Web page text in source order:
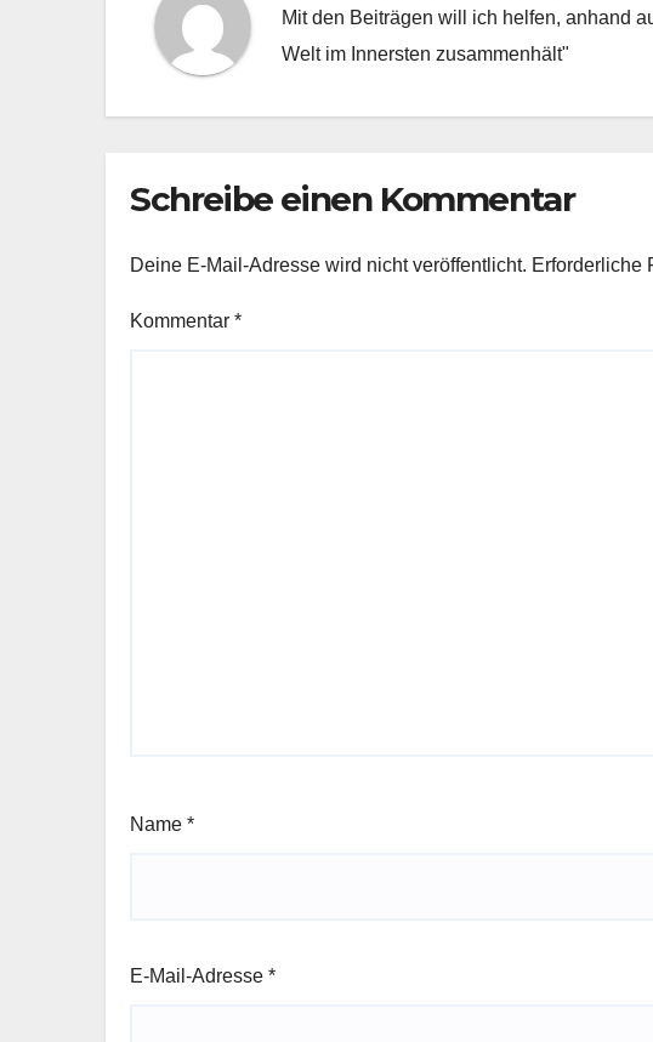
Mit den Beiträgen will ich helfen, anhand
Welt im Innersten zusammenhält"
Schreibe einen Kommentar
Deine E-Mail-Adresse wird nicht veröffentlicht. Erforderliche
Kommentar *
Name *
E-Mail-Adresse *